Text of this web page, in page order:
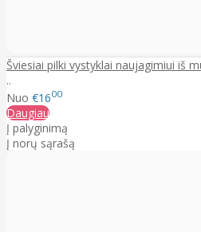
Šviesiai pilki vystyklai naujagimiui iš
..
Nuo €1600
Daugiau
Į palyginimą
Į norų sąrašą